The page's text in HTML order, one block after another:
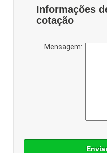
Informações
cotação
Mensagem: